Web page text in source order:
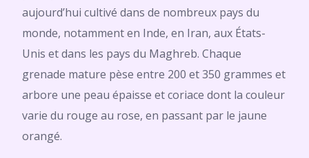
aujourd’hui cultivé dans de nombreux pays du
monde, notamment en Inde, en Iran, aux États-
Unis et dans les pays du Maghreb. Chaque
grenade mature pèse entre 200 et 350 grammes et
arbore une peau épaisse et coriace dont la couleur
varie du rouge au rose, en passant par le jaune
orangé.